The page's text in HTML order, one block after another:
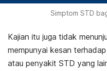
Simptom STD
Kajian itu juga tidak
mempunyai kesan
atau penyakit STD yang